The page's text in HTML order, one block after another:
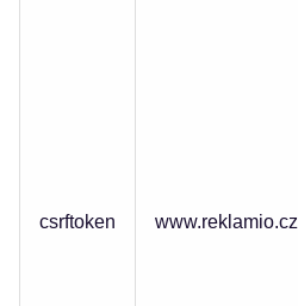
csrftoken www.reklamio.cz